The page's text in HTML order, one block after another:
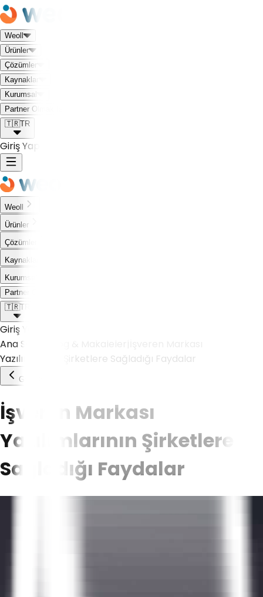
Weoll
Ürünler
Çözümler
Kaynaklar
Kurumsal
Partner Olmak İstiyorum
🇹🇷TR
Giriş Yap
Weoll
Ürünler
Çözümler
Kaynaklar
Kurumsal
Partner Olmak İstiyorum
🇹🇷TR
Giriş Yap
Ana Sayfa
Yazılımlarının Şirketlere Sağladığı Faydalar
Geri Dön
İşveren Markası
Yazılımlarının Şirketlere
Sağladığı Faydalar